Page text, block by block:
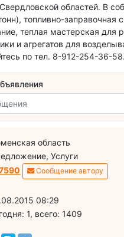
областей. В
топливно-
теплая мастерская
и агрегатов для
по тел. 8-912-254-36-58.
область
Услуги
Сообщение автору
08:29
1, всего: 1409